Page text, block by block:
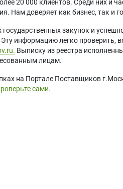
20 000 клиентов. Среди них и
Нам доверяет как бизнес, так и
закупок и
Эту информацию легко проверить,
Выписку из реестра
лицам.
на Портале Поставщиков
сами.